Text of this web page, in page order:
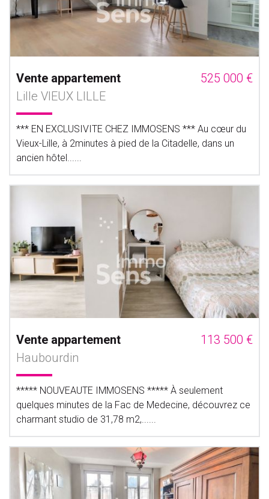
Vente appartement
525 000 €
Lille VIEUX LILLE
*** EN EXCLUSIVITE CHEZ IMMOSENS *** Au cœur du
Vieux-Lille, à 2minutes à pied de la Citadelle, dans un
ancien hôtel......
Vente appartement
113 500 €
Haubourdin
***** NOUVEAUTE IMMOSENS ***** À seulement
quelques minutes de la Fac de Medecine, découvrez ce
charmant studio de 31,78 m2,......